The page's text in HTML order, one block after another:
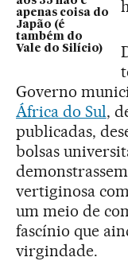
apenas coisa do
Japão (é
também do
Vale do Silício)
Governo
África do Sul,
publicadas,
bolsas
vertiginosa
um meio de
fascínio que
virgindade.